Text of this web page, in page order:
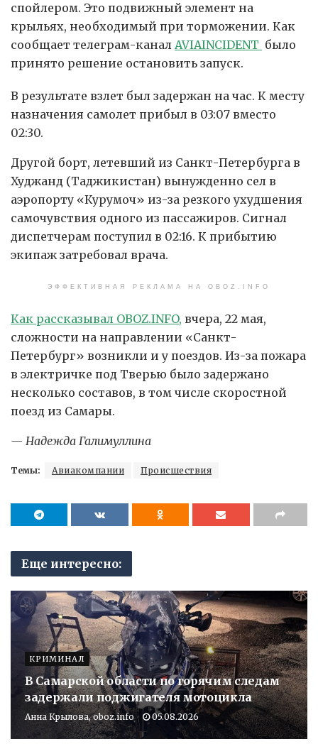
спойлером. Это подвижный элемент на
крыльях, необходимый при торможении. Как
сообщает телеграм-канал AVIAINCIDENT было
принято решение остановить запуск.
В результате взлет был задержан на час. К месту
назначения самолет прибыл в 03:07 вместо
02:30.
Другой борт, летевший из Санкт-Петербурга в
Худжанд (Таджикистан) вынужденно сел в
аэропорту «Курумоч» из-за резкого ухудшения
самочувствия одного из пассажиров. Сигнал
диспетчерам поступил в 02:16. К прибытию
экипаж затребовал врача.
ЭФФЕКТИВНАЯ РЕКЛАМА НА OBOZ.INFO
Как рассказывал OBOZ.INFO, вчера, 22 мая,
сложности на направлении «Санкт-
Петербург» возникли и у поездов. Из-за пожара
в электричке под Тверью было задержано
несколько составов, в том числе скоростной
поезд из Самары.
— Надежда Галимуллина
Темы: Авиакомпании Происшествия
Еще интересно:
КРИМИНАЛ
В Самарской области по горячим следам
задержали поджигателя мотоцикла
Анна Крылова, oboz.info 05.08.2026